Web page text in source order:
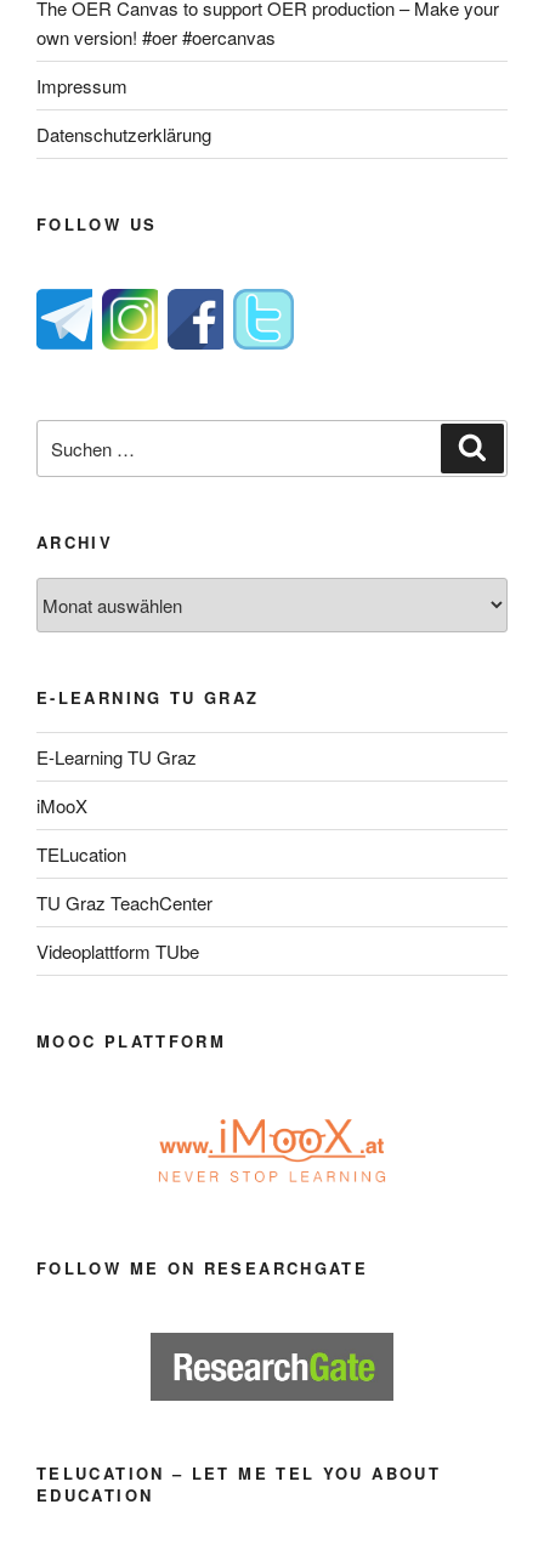
The OER Canvas to support OER production – Make your
own version! #oer #oercanvas
Impressum
Datenschutzerklärung
FOLLOW US
nach:
ARCHIV
E-LEARNING TU GRAZ
E-Learning TU Graz
iMooX
TELucation
TU Graz TeachCenter
Videoplattform TUbe
MOOC PLATTFORM
FOLLOW ME ON RESEARCHGATE
TELUCATION – LET ME TEL YOU ABOUT
EDUCATION